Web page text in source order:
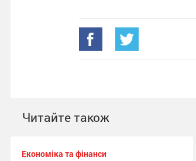
Читайте також
Економіка та фінанси